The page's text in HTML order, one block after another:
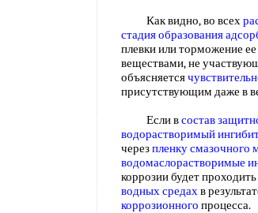
Как видно, во всех
стадияобразования
плевки или торможение
веществами, не
объясняется
присутствующим даже в
Если всостав
водорастворимый
черезпленку смазочного
водомаслорастворимые
коррозии будет
водных средахв
коррозионного процесса.